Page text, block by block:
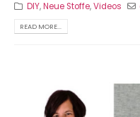
DIY,Neue Stoffe,Videos
READ MORE...